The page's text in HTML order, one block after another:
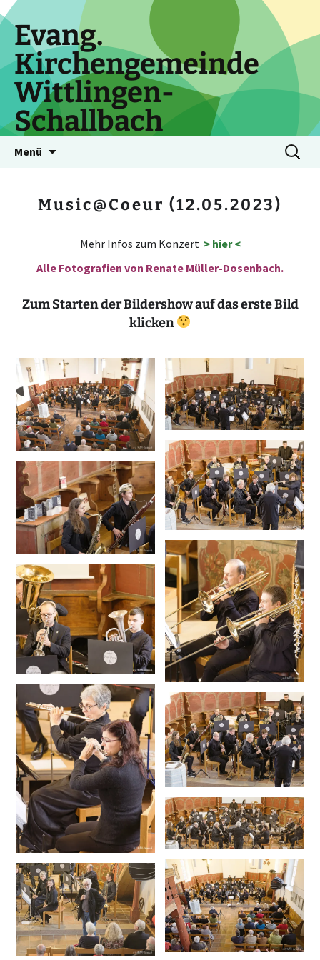
Zum
Inhalt
springen
Evang.
Kirchengemeinde
Wittlingen-
Schallbach
Menü
Suchen
nach:
Music@Coeur (12.05.2023)
Mehr Infos zum Konzert > hier <
Alle Fotografien von Renate Müller-Dosenbach.
Zum Starten der Bildershow auf das erste Bild
klicken